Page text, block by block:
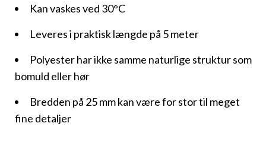
Kan vaskes ved 30°C
Leveres i praktisk længde på 5 meter
Polyester har ikke samme naturlige struktur som
bomuld eller hør
Bredden på 25 mm kan være for stor til meget
fine detaljer